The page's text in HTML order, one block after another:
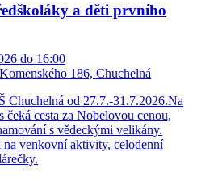
a děti prvního
do 16:00
186, Chuchelná
Chuchelná od 27.7.-31.7.2026.Na
čeká cesta za Nobelovou cenou,
s vědeckými velikány.
na venkovní aktivity, celodenní